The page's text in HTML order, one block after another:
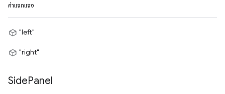
ค่าแจกแจง
"left"
"right"
SidePanel